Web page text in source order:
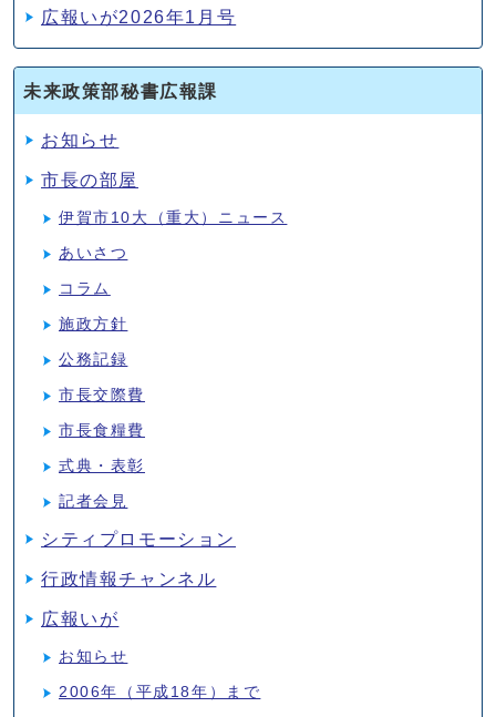
広報いが2026年1月号
未来政策部秘書広報課
お知らせ
市長の部屋
伊賀市10大（重大）ニュース
あいさつ
コラム
施政方針
公務記録
市長交際費
市長食糧費
式典・表彰
記者会見
シティプロモーション
行政情報チャンネル
広報いが
お知らせ
2006年（平成18年）まで